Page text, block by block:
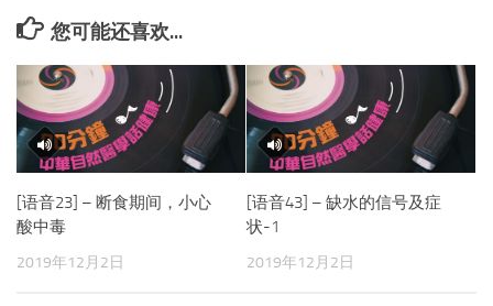
您可能还喜欢...
[语音23] – 断食期间，小心
酸中毒
2019年12月2日
[语音43] – 缺水的信号及症
状-1
2019年12月2日